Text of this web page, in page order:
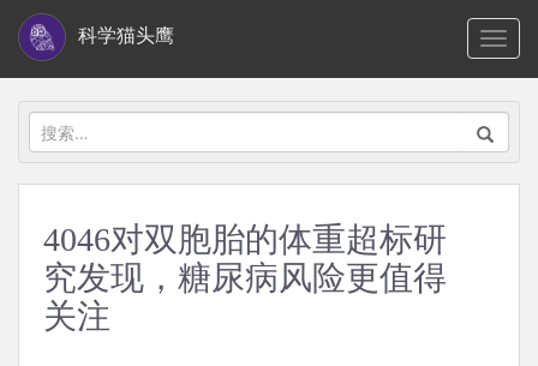
i
科学猫头鹰
搜
索：
4046对双胞胎的体重超标研
究发现，糖尿病风险更值得
关注